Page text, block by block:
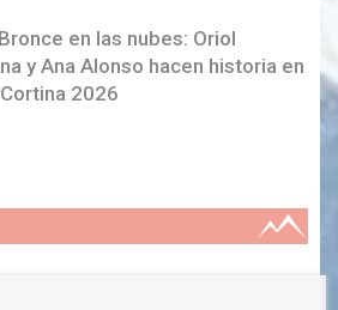
en las nubes: Oriol
y Ana Alonso hacen historia en
2026